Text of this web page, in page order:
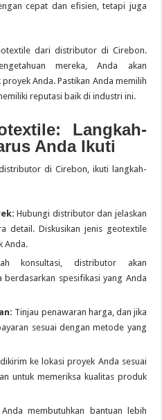
cepat dan efisien, tetapi juga
dari distributor di Cirebon.
mereka, Anda akan
Anda. Pastikan Anda memilih
reputasi baik di industri ini.
Langkah-
Anda Ikuti
di Cirebon, ikuti langkah-
Hubungi distributor dan jelaskan
detail. Diskusikan jenis geotextile
Anda.
konsultasi, distributor akan
spesifikasi yang Anda
Tinjau penawaran harga, dan jika
sesuai dengan metode yang
ke lokasi proyek Anda sesuai
untuk memeriksa kualitas produk
Anda membutuhkan bantuan lebih